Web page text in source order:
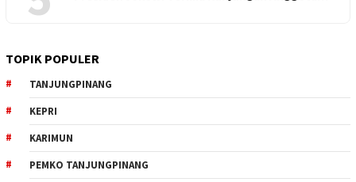
TOPIK POPULER
TANJUNGPINANG
KEPRI
KARIMUN
PEMKO TANJUNGPINANG